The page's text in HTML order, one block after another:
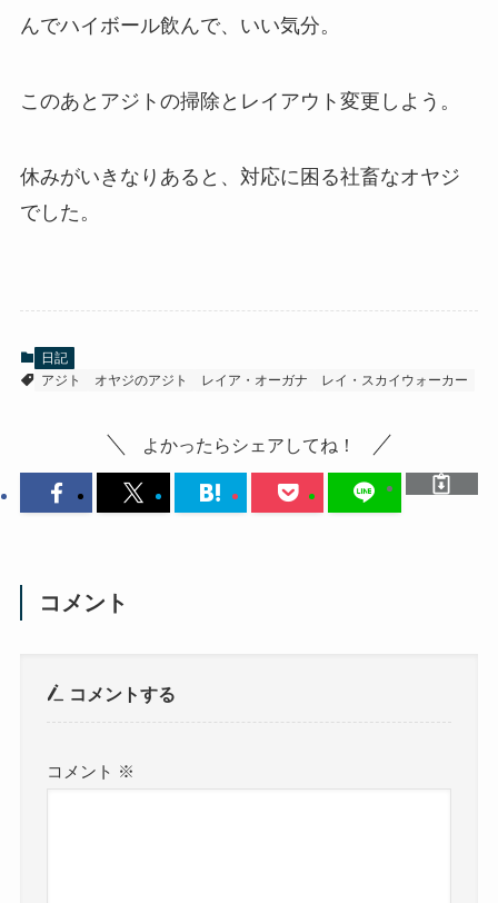
んでハイボール飲んで、いい気分。
このあとアジトの掃除とレイアウト変更しよう。
休みがいきなりあると、対応に困る社畜なオヤジ
でした。
日記
アジト
オヤジのアジト レイア・オーガナ レイ・スカイウォーカー
よかったらシェアしてね！
コメント
コメントする
コメント ※